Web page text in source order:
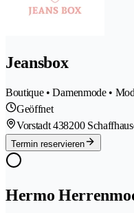
Jeansbox
Boutique • Damenmode •
Geöffnet
Vorstadt 438200
Termin reservieren
Hermo